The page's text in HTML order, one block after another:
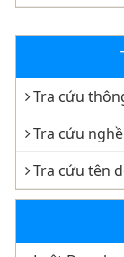
Tra cứu
Tra cứu
Tra cứu tên